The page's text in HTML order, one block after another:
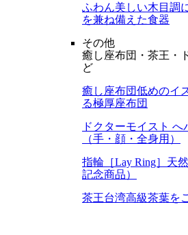
ふわん美しい木目調
を兼ね備えた食器
その他
癒し座布団・茶王・
ど
癒し座布団低めのイ
る極厚座布団
ドクターモイスト へ
（手・顔・全身用）
指輪［Lay Ring］ 天
記念商品）
茶王台湾高級茶葉を